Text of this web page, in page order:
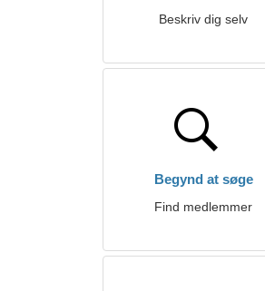
Beskriv dig selv
Begynd at søge
Find medlemmer